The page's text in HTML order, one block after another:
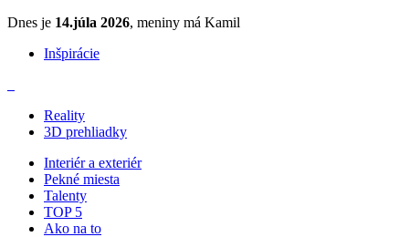
Dnes je 14.júla 2026, meniny má Kamil
Inšpirácie
Reality
3D prehliadky
Interiér a exteriér
Pekné miesta
Talenty
TOP 5
Ako na to